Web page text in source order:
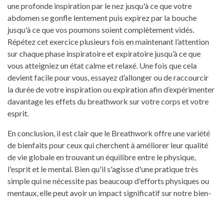
une profonde inspiration par le nez jusqu'à ce que votre
abdomen se gonfle lentement puis expirez par la bouche
jusqu'à ce que vos poumons soient complètement vidés.
Répétez cet exercice plusieurs fois en maintenant l’attention
sur chaque phase inspiratoire et expiratoire jusqu’à ce que
vous atteigniez un état calme et relaxé. Une fois que cela
devient facile pour vous, essayez d’allonger ou de raccourcir
la durée de votre inspiration ou expiration afin d’expérimenter
davantage les effets du breathwork sur votre corps et votre
esprit.
En conclusion, il est clair que le Breathwork offre une variété
de bienfaits pour ceux qui cherchent à améliorer leur qualité
de vie globale en trouvant un équilibre entre le physique,
l'esprit et le mental. Bien qu'il s'agisse d'une pratique très
simple qui ne nécessite pas beaucoup d'efforts physiques ou
mentaux, elle peut avoir un impact significatif sur notre bien-